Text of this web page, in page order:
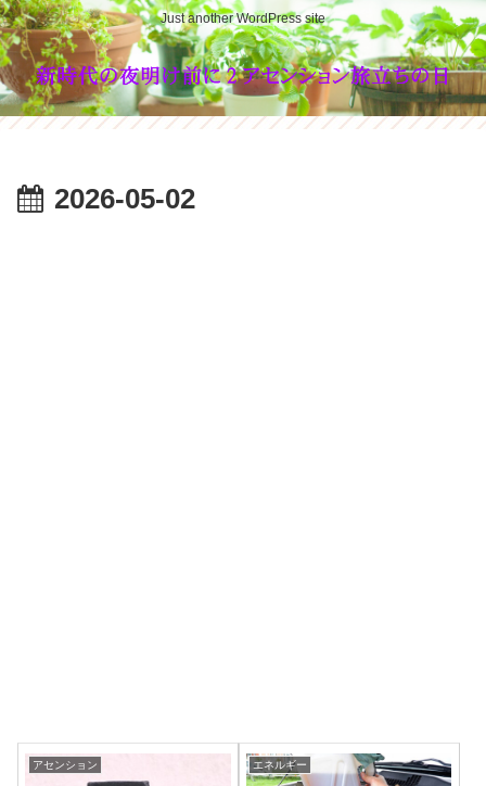
Just another WordPress site
2026-05-02
アセンション エネルギー